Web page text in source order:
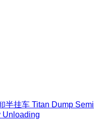
半挂车 Titan Dump Semi
Unloading